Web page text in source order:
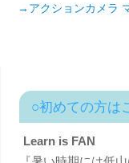
→アクションカメラ
○初めての方は
Learn is FAN